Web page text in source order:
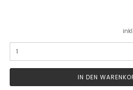
IN DEN